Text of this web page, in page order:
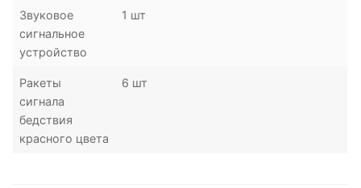
Звуковое
сигнальное
устройство
1 шт
Ракеты
сигнала
бедствия
красного цвета
6 шт